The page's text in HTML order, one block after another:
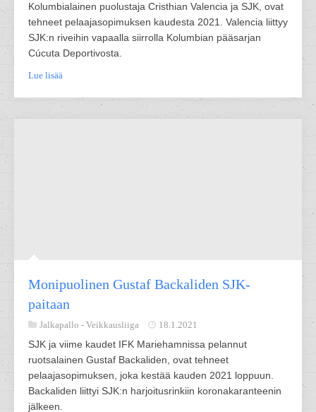
Kolumbialainen puolustaja Cristhian Valencia ja SJK, ovat
tehneet pelaajasopimuksen kaudesta 2021. Valencia liittyy
SJK:n riveihin vapaalla siirrolla Kolumbian pääsarjan
Cúcuta Deportivosta.
Lue lisää
Monipuolinen Gustaf Backaliden SJK-
paitaan
Jalkapallo - Veikkausliiga 18.1.2021
SJK ja viime kaudet IFK Mariehamnissa pelannut
ruotsalainen Gustaf Backaliden, ovat tehneet
pelaajasopimuksen, joka kestää kauden 2021 loppuun.
Backaliden liittyi SJK:n harjoitusrinkiin koronakaranteenin
jälkeen.